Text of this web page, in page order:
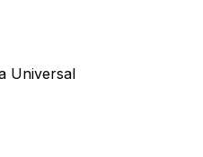
Universal